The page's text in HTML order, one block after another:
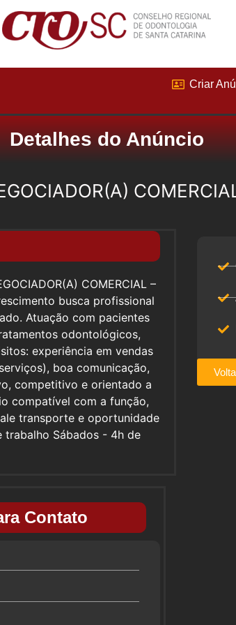
Criar
Detalhes do Anúncio
COMERCIAL –
busca profissional
Atuação com pacientes
odontológicos,
experiência em vendas
boa comunicação,
competitivo e orientado a
compatível com a função,
transporte e oportunidade
trabalho Sábados - 4h de
Contato